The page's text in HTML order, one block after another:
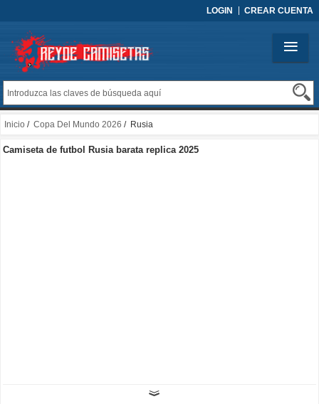
LOGIN CREAR CUENTA
Inicio / Copa Del Mundo 2026 / Rusia
Camiseta de futbol Rusia barata replica 2025